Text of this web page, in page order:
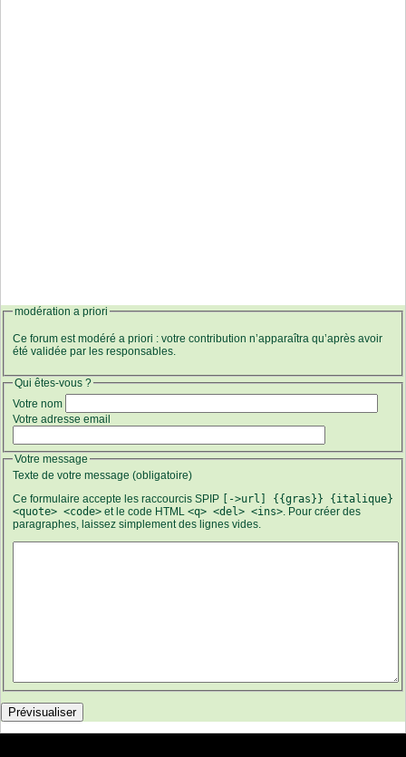
modération a priori
Ce forum est modéré a priori : votre contribution n’apparaîtra qu’après avoir
été validée par les responsables.
Qui êtes-vous ?
Votre nom
Votre adresse email
Votre message
Texte de votre message (obligatoire)
Ce formulaire accepte les raccourcis SPIP
[->url] {{gras}} {italique}
<quote> <code> et le code HTML <q> <del> <ins>. Pour créer des
paragraphes, laissez simplement des lignes vides.